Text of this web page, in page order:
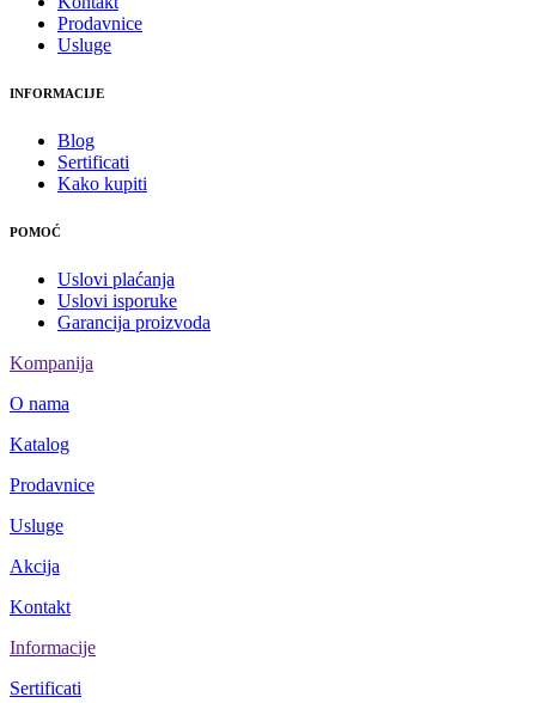
Prodavnice
Usluge
INFORMACIJE
Blog
Sertificati
Kako kupiti
POMOĆ
Uslovi plaćanja
Uslovi isporuke
Garancija proizvoda
Kompanija
O nama
Katalog
Prodavnice
Usluge
Akcija
Kontakt
Informacije
Sertificati